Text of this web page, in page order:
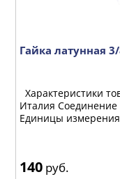
Гайка латунная
Характеристики
Италия Соединение
Единицы
140 руб.